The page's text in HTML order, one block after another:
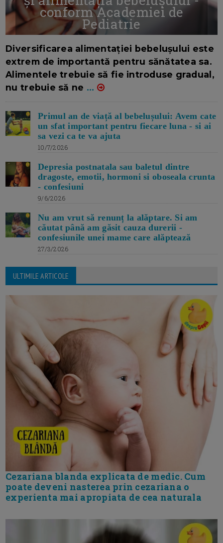
conform Academiei de
Pediatrie
Diversificarea alimentației bebelușului este
extrem de importantă pentru sănătatea sa.
Alimentele trebuie să fie introduse gradual,
nu trebuie să ne ...
Primul an de viață al bebelușului: Avem cate
un sfat important pentru fiecare luna - si ai
sa vezi ca te va ajuta
10/7/2026
Depresia postnatala sau baletul dintre
dragoste, emotii, hormoni si oboseala crunta
- confesiuni
9/6/2026
Nu am vrut să renunț la alăptare. Si am
căutat până am găsit cauza durerii -
confesiunile unei mame care alăptează
27/3/2026
ULTIMILE ARTICOLE
Cezariana blanda explicata de medic. Cum
poate deveni nasterea prin cezariana o
experienta mai apropiata de cea naturala